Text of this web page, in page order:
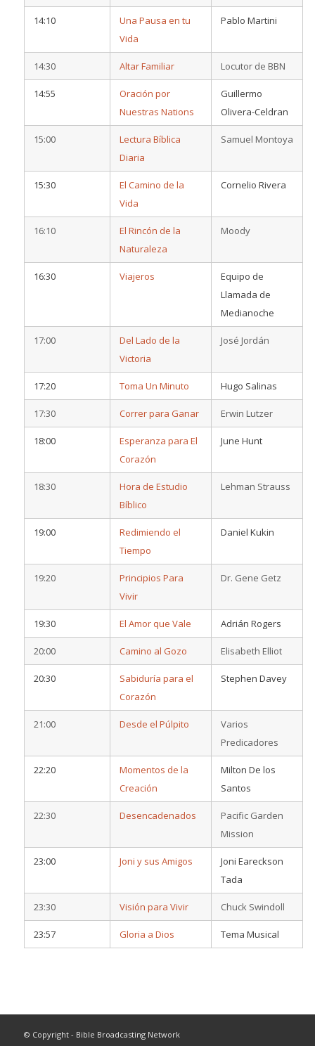
14:10
Una Pausa en tu
Vida
Pablo Martini
14:30 Altar Familiar Locutor de BBN
14:55
Oración por
Nuestras Nations
Guillermo
Olivera-Celdran
15:00
Lectura Bíblica
Diaria
Samuel Montoya
15:30
El Camino de la
Vida
Cornelio Rivera
16:10
El Rincón de la
Naturaleza
Moody
16:30 Viajeros
Equipo de
Llamada de
Medianoche
17:00
Del Lado de la
Victoria
José Jordán
17:20 Toma Un Minuto Hugo Salinas
17:30 Correr para Ganar Erwin Lutzer
18:00
Esperanza para El
Corazón
June Hunt
18:30
Hora de Estudio
Bíblico
Lehman Strauss
19:00
Redimiendo el
Tiempo
Daniel Kukin
19:20
Principios Para
Vivir
Dr. Gene Getz
19:30 El Amor que Vale Adrián Rogers
20:00 Camino al Gozo Elisabeth Elliot
20:30
Sabiduría para el
Corazón
Stephen Davey
21:00 Desde el Púlpito
Varios
Predicadores
22:20
Momentos de la
Creación
Milton De los
Santos
22:30 Desencadenados
Pacific Garden
Mission
23:00 Joni y sus Amigos
Joni Eareckson
Tada
23:30 Visión para Vivir Chuck Swindoll
23:57 Gloria a Dios Tema Musical
© Copyright - Bible Broadcasting Network